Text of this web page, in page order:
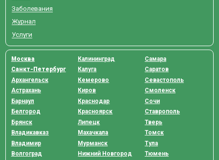
Заболевания
Журнал
Услуги
Москва
Санкт-Петербург
Архангельск
Астрахань
Барнаул
Белгород
Брянск
Владикавказ
Владимир
Волгоград
Калининград
Калуга
Кемерово
Киров
Краснодар
Красноярск
Липецк
Махачкала
Мурманск
Нижний Новгород
Самара
Саратов
Севастополь
Смоленск
Сочи
Ставрополь
Тверь
Томск
Тула
Тюмень